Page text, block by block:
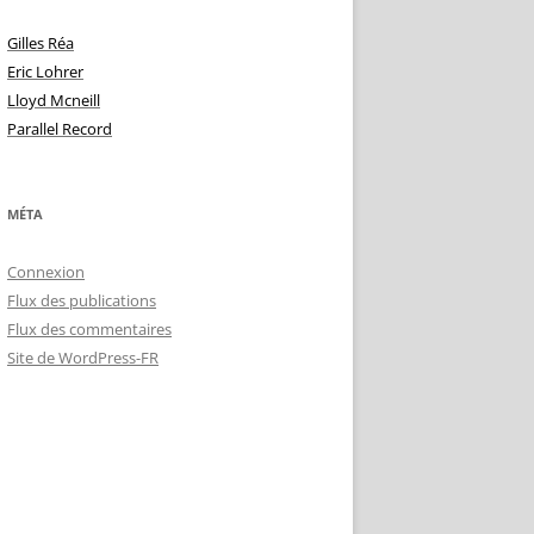
Gilles Réa
Eric Lohrer
Lloyd Mcneill
Parallel Record
MÉTA
Connexion
Flux des publications
Flux des commentaires
Site de WordPress-FR